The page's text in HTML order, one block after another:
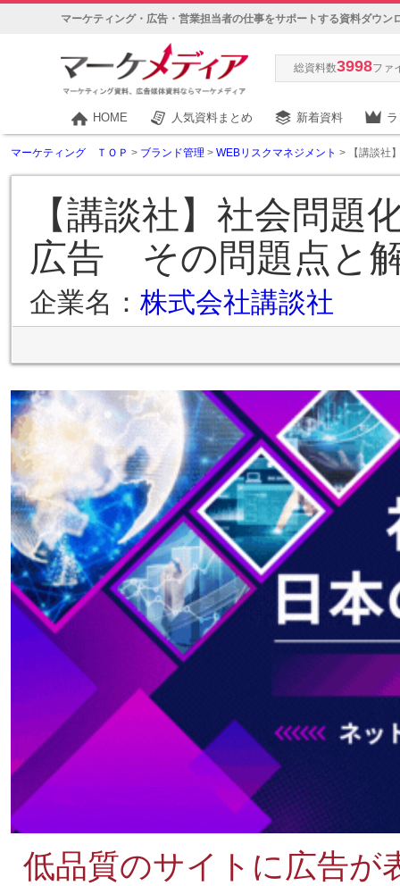
マーケティング・広告・営業担当者の仕事をサポートする資料ダウン
総資料数3998ファ
HOME 人気資料まとめ 新着資料
マーケティング ＴＯＰ > ブランド管理 > WEBリスクマネジメント > 【講談社
【講談社】社会問題
広告 その問題点と
企業名： 株式会社講談社
低品質のサイトに広告が